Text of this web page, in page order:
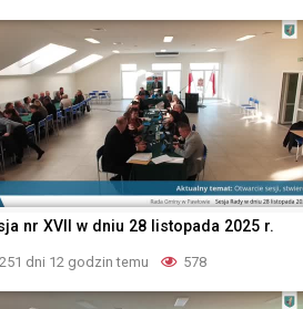
nr XVII w dniu 28 listopada 2025 r.
251 dni 12 godzin temu 578